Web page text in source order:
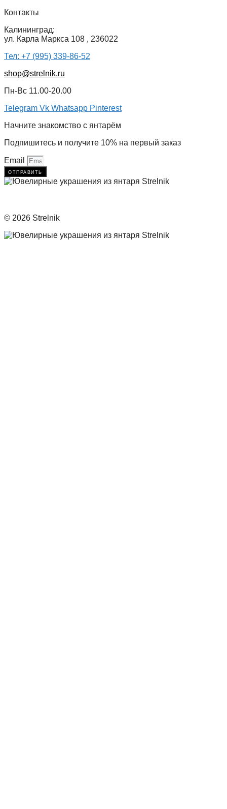
Контакты
Калининград:
ул. Карла Маркса 108 , 236022
Тел: +7 (995) 339-86-52
shop@strelnik.ru
Пн-Вс 11.00-20.00
Telegram Vk Whatsapp Pinterest
Начните знакомство с янтарём
Подпишитесь и получите 10% на первый заказ
Email
отправить
© 2026 Strelnik